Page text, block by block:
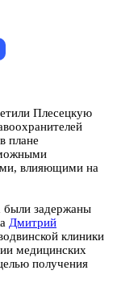
Плесецкую
плане
влияющими на
были задержаны
Дмитрий
клиники
медицинских
получения